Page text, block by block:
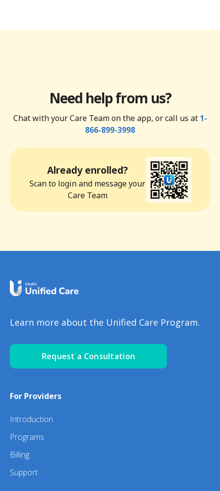
Need help from us?
Chat with your Care Team on the app, or call us at 1-
866-899-3998
Already enrolled?
Scan to login and message your
Care Team
Learn more about the Unified Care Program.
Request a Consultation
For Providers
Introduction
Programs
Billing
Support